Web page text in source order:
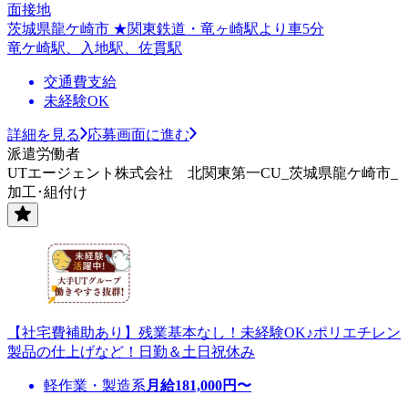
面接地
茨城県龍ケ崎市 ★関東鉄道・竜ヶ崎駅より車5分
竜ケ崎駅、入地駅、佐貫駅
交通費支給
未経験OK
詳細を見る
応募画面に進む
派遣労働者
UTエージェント株式会社 北関東第一CU_茨城県龍ケ崎市_
加工･組付け
【社宅費補助あり】残業基本なし！未経験OK♪ポリエチレン
製品の仕上げなど！日勤＆土日祝休み
軽作業・製造系 月給181,000円〜